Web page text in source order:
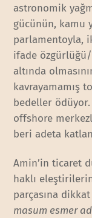
astronomik
gücünün, kamu
parlamentoyla,
ifade
altında
kavrayamamış
bedeller
offshore
beri adeta
Amin’in ticaret
haklı
parçasına
masum esmer